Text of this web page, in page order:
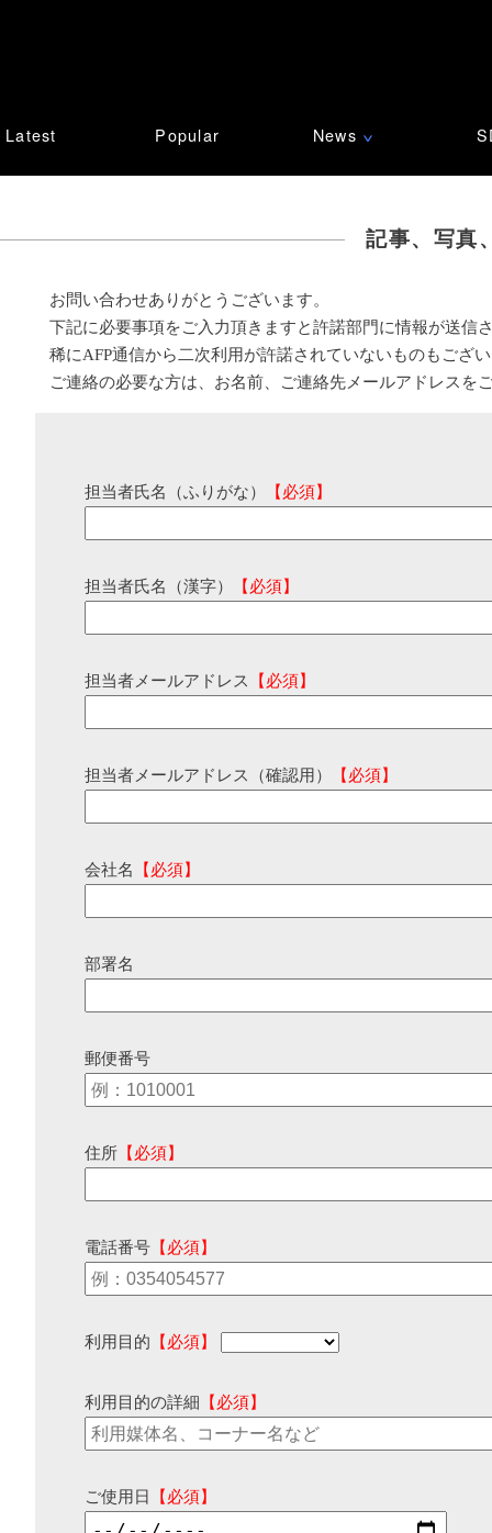
Latest Popular News ∨
記事、写真
お問い合わせありがとうございます。
下記に必要事項をご入力頂きますと許諾部門に情報が送信
稀にAFP通信から二次利用が許諾されていないものもござ
ご連絡の必要な方は、お名前、ご連絡先メールアドレスを
担当者氏名（ふりがな） 【必須】
担当者氏名（漢字） 【必須】
担当者メールアドレス 【必須】
担当者メールアドレス（確認用） 【必須】
会社名 【必須】
部署名
郵便番号
住所 【必須】
電話番号 【必須】
利用目的 【必須】
利用目的の詳細 【必須】
ご使用日 【必須】